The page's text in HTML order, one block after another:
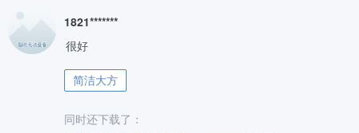
1821*******
很好
简洁大方
同时还下载了：